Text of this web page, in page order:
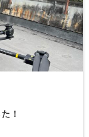
！